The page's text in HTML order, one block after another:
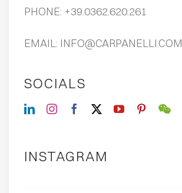
PHONE: +39.0362.620.261
EMAIL: INFO@CARPANELLI.COM
SOCIALS
INSTAGRAM